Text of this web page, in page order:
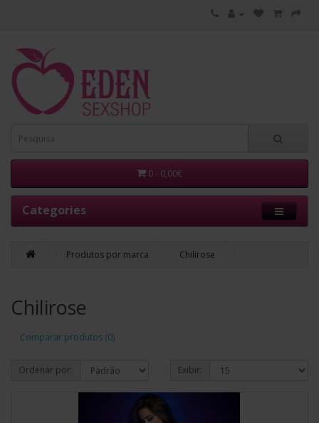
0 - 0,00€
Categories
Produtos por marca Chilirose
Chilirose
Comparar produtos (0)
Ordenar por: Exibir: